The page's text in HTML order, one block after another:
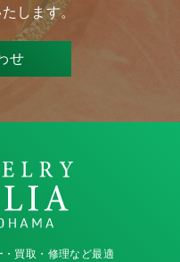
します。
せ
買取・修理など最適